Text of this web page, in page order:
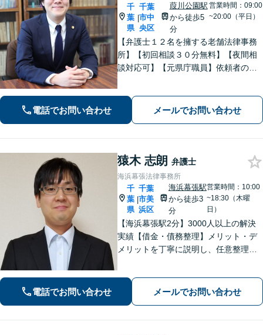
千
葉
県
|
千葉
市中
央区
葭川公園駅
から徒歩5
分
営業時間：09:00
~20:00（平日）
【弁護士１２名を擁する老舗法律事務
所】【初回相談３０分無料】【夜間相
談対応可】【元県庁職員】依頼者の方
法律事務所です。
電話でお問い合わせ メールでお問い合わせ
猿木 志朗 弁護士
海浜幕張法律事務所
千
葉
県
|
千葉
市美
浜区
海浜幕張駅
から徒歩3
分
営業時間：10:00
~18:30（木曜
日）
【海浜幕張駅2分】3000人以上の解決
実績【借金・債務整理】メリット・デ
メリットを丁寧に説明し、任意整理・
以内に回答、電話は弁護士直通です
【休日・夜間面談は事前予約】
電話でお問い合わせ メールでお問い合わせ